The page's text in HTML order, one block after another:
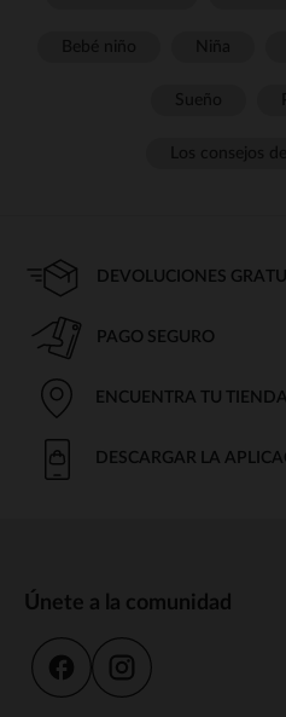
DEVOLUCIONES
PAGO SEGURO
ENCUENTRA TU TIENDA
DESCARGAR LA
Únete a la comunidad